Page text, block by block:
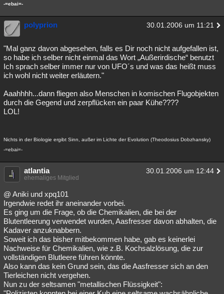
-=ebai=-
polyprion 30.01.2006 um 11:21
"Mal ganz davon abgesehen, falls es Dir noch nicht aufgefallen ist,
so habe ich selber nicht einmal das Wort „Außerirdische“ benutzt
Ich sprach selber immer nur von UFO´s und was das heißt muss
ich wohl nicht weiter erläutern."
Aaahhhh...dann fliegen also Menschen in komischen Flugobjekten
durch die Gegend und zerpflücken ein paar Kühe????
LOL!
Nichts in der Biologie ergibt Sinn, außer im Lichte der Evolution (Theodosius Dobzhansky)
-=ebai=-
atlantia 30.01.2006 um 12:44
ehemaliges Mitglied
@ Aniki und xpq101
Irgendwie redet ihr aneinander vorbei.
Es ging um die Frage, ob die Chemikalien, die bei der
Blutentleerung verwendet wurden, Aasfresser davon abhalten, die
Kadaver anzuknabbern.
Soweit ich das bisher mitbekommen habe, gab es keinerlei
Nachweise für Chemikalien, wie z.B. Kochsalzlösung, die zur
vollständigen Blutleere führen könnte.
Also kann das kein Grund sein, das die Aasfresser sich an den
Tierleichen nicht vergehen.
Nun zu der seltsamen "metallischen Flüssigkeit":